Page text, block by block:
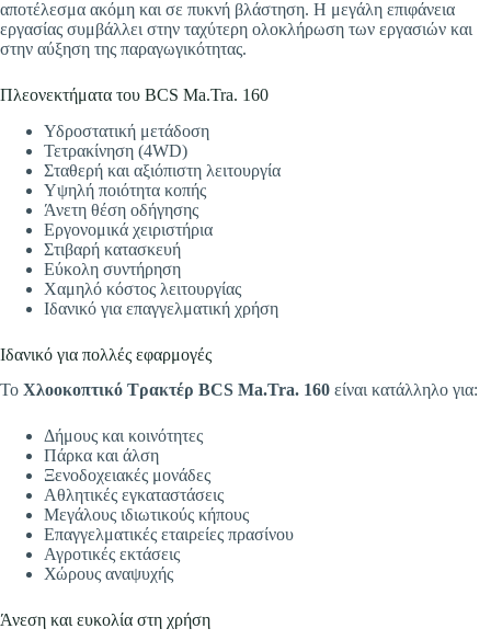
αποτέλεσμα ακόμη και σε πυκνή βλάστηση. Η μεγάλη επιφάνεια
εργασίας συμβάλλει στην ταχύτερη ολοκλήρωση των εργασιών και
στην αύξηση της παραγωγικότητας.
Πλεονεκτήματα του BCS Ma.Tra. 160
Υδροστατική μετάδοση
Τετρακίνηση (4WD)
Σταθερή και αξιόπιστη λειτουργία
Υψηλή ποιότητα κοπής
Άνετη θέση οδήγησης
Εργονομικά χειριστήρια
Στιβαρή κατασκευή
Εύκολη συντήρηση
Χαμηλό κόστος λειτουργίας
Ιδανικό για επαγγελματική χρήση
Ιδανικό για πολλές εφαρμογές
Το Χλοοκοπτικό Τρακτέρ BCS Ma.Tra. 160 είναι κατάλληλο για:
Δήμους και κοινότητες
Πάρκα και άλση
Ξενοδοχειακές μονάδες
Αθλητικές εγκαταστάσεις
Μεγάλους ιδιωτικούς κήπους
Επαγγελματικές εταιρείες πρασίνου
Αγροτικές εκτάσεις
Χώρους αναψυχής
Άνεση και ευκολία στη χρήση